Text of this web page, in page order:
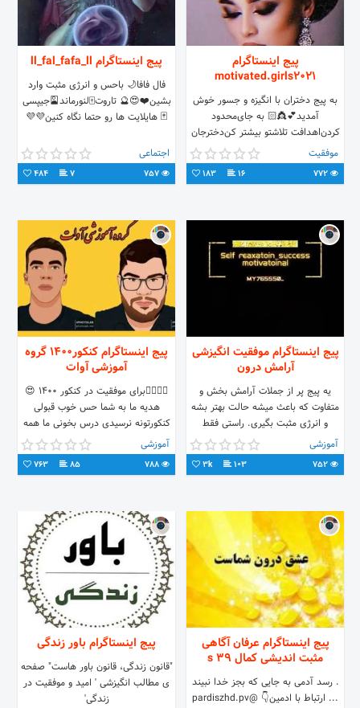
پیج اینستاگرام
motivated.girls2021
به پیج دختران با انگیزه و جسور خوش
آمدید💕👸🏻 به جای‌محدود
کردن‌اهدافت تلاشتو بیشتر کن‌دخترجان
😍 #دختران_باانگیزه_پرتلاشموفقیت
16
183
پیج اینستاگرام ll_fal_fafa_ll
فال فافا🌙 باحس و انرژی مثبت وارد
بشین❤️😍🔮 تاروت🀄️لنورماند🎴جیپسی
🃏 هایلایت ها رو حتما نگاه کنین💜💜
اجتماعی
7
484
پیج اینستاگرام موفقیت انگیزشی
آرامش درون
یه پیج پر از جملات آرامش بخش و
متفاوت که باعث میشه حالت بهتر بشه
و انرژی مثبت بگیری. راستی فقط
جملات آرامش بخش نیست یه دوره
مراقبه و پاکسازی ذهن هم داریم که تو
پستهای هرشبمون میزاریم پس مارو
آموزشی
103
3k
پیج اینستاگرام کنکور۱۴۰۰ گروه
آموزشی آوات
👨‍⚕️👩‍⚕️برای موفقیت در کنکور ۱۴۰۰ 😍
هدیه ما به شما حس خوب قبولی
کنکورتونه نرسیدی درس بخونی ما همه
مشکلاتت رو حل کردیم فقط پیج رو با
دقت دنبال کن همین و مثل صد ها رتبه
برتر که دنبالش کردن توهم قبول میشی.
آموزشی
85
763
پیج اینستاگرام عرفان آگاهی
مثبت اندیشی کمال 39 s
. رسد آدمی به جایی که بجز خدا نبیند
... ارتباط با ادمين👇 @pardiszhd.pv
پیج اینستاگرام باور زندگی
"قانون زندگی، قانون باور هاست" صفحه
ی مطالب انگیزشی ' امید و موفقیت در
زندگی'